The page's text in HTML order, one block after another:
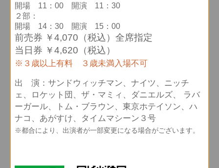
開場 11：00 開演 11：30
２部：
開場 14：30 開演 15：00
前売券 ￥4,070（税込）全席指定
当日券 ￥4,620（税込）
※３歳以上有料 ３歳未満入場不可
出 演：サンドウィッチマン、ナイツ、ニッチ
ェ、ロケット団、ザ・マミィ、ダニエルズ、 ラバ
ーガール、トム・ブラウン、東京ホテイソン、ハ
ナコ、あがすけ、タイムマシーン３号
※都合により、出演者が一部変更になる場合がございます。